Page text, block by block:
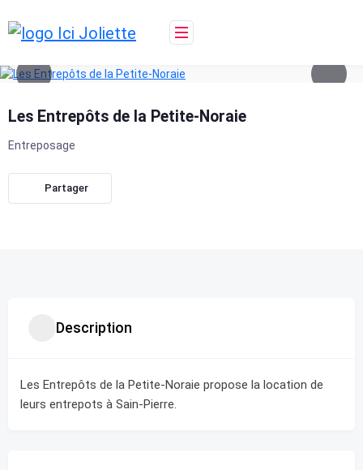
to
content
Les Entrepôts de la Petite-Noraie
Entreposage
Partager
Description
Les Entrepôts de la Petite-Noraie propose la location de
leurs entrepots à Sain-Pierre.